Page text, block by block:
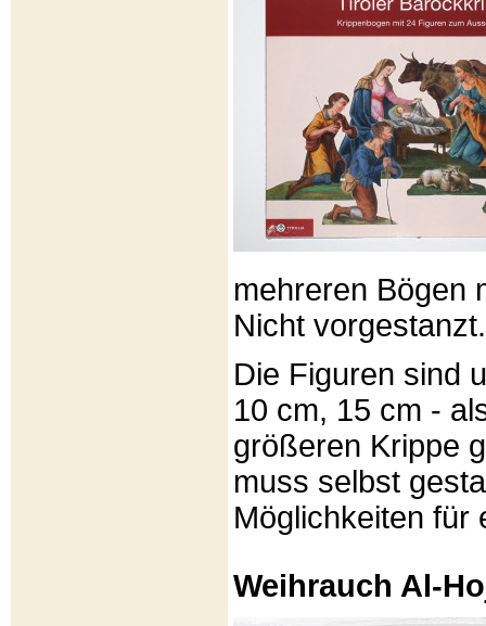
mehreren Bögen
Nicht vorgestanzt.
Die Figuren sind
10 cm, 15 cm -
größeren Krippe
muss selbst
Möglichkeiten für
Weihrauch Al-